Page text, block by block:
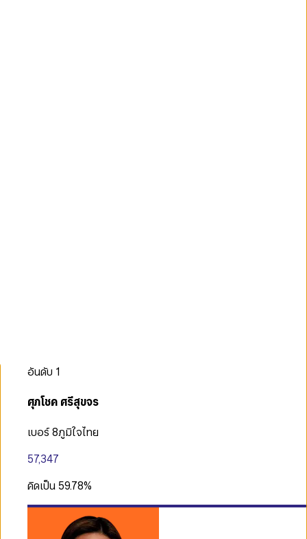
อันดับ 1
ศุภโชค ศรีสุขจร
เบอร์ 8ภูมิใจไทย
57,347
คิดเป็น 59.78%